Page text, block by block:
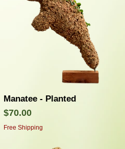
クイックビュー
Manatee - Planted
価格
$70.00
Free Shipping